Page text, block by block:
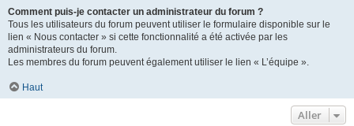
Comment puis-je contacter un administrateur du forum ?
Tous les utilisateurs du forum peuvent utiliser le formulaire disponible sur le
lien « Nous contacter » si cette fonctionnalité a été activée par les
administrateurs du forum.
Les membres du forum peuvent également utiliser le lien « L’équipe ».
Haut
Aller